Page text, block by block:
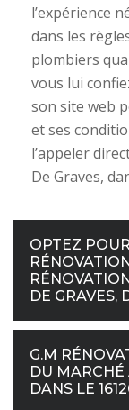
l’expérience
dans les
plombiers
vous lui
son site web
et ses
l’appeler
De Graves,
OPTEZ
DE GRAVES,
G.M
DU MARCHÉ
DANS LE